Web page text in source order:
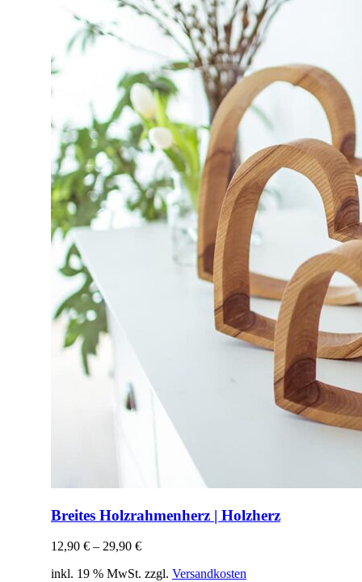
Breites Holzrahmenherz | Holzherz
12,90 € – 29,90 €
inkl. 19 % MwSt. zzgl. Versandkosten